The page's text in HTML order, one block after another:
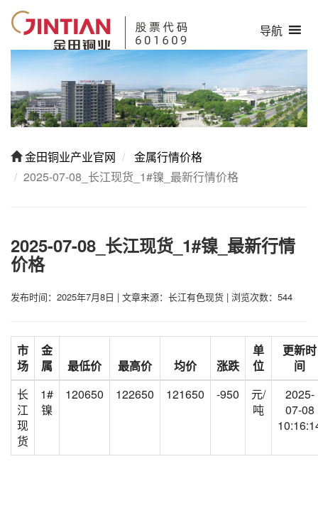
导航
金田铜业产业官网
金属行情价格
2025-07-08_长江现货_1#镍_最新行情价格
2025-07-08_长江现货_1#镍_最新行情
价格
发布时间：2025年7月8日 | 文章来源：长江有色现货 | 浏览次数：544
市
场
金
属
最低价 最高价 均价 涨跌
单
位
更新时
间
长
江
现
货
1#
镍
120650 122650 121650 -950
元/
吨
2025-
07-08